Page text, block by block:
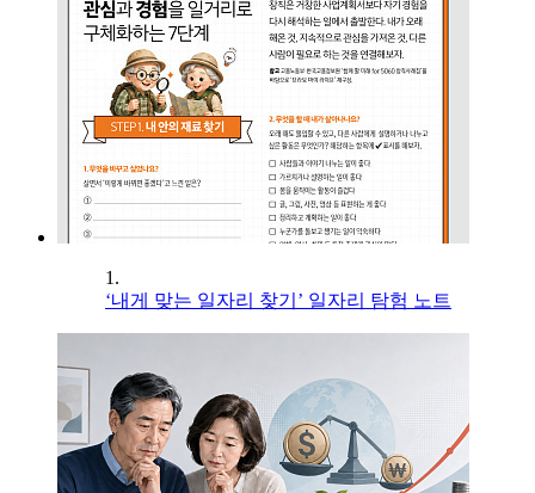
1.
‘내게 맞는 일자리 찾기’ 일자리 탐험 노트